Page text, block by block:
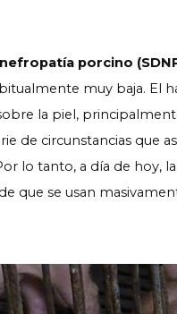
porcino
muy baja. El
la piel,
de circunstancias que
lo tanto, a día de hoy,
que se usan